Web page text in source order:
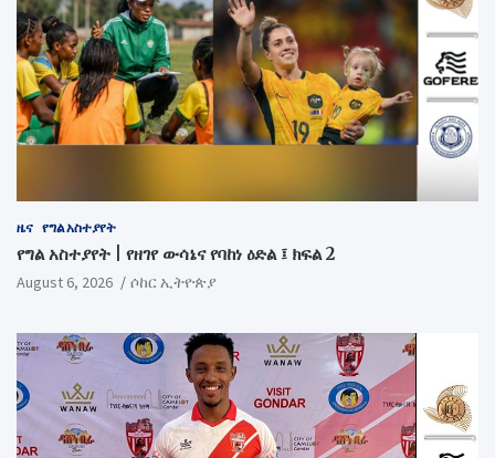
ዜና የግል አስተያየት
የግል አስተያየት | የዘገየ ውሳኔና የባከነ ዕድል ፤ ክፍል 2
August 6, 2026 ሶከር ኢትዮጵያ